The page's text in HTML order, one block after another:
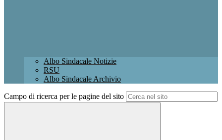
Albo Sindacale Notizie
RSU
Albo Sindacale Archivio
Campo di ricerca per le pagine del sito